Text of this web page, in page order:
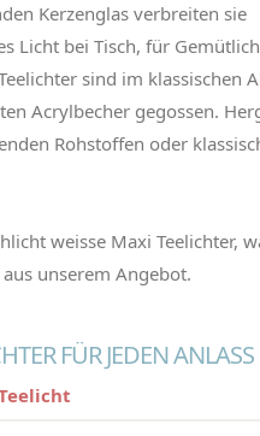
Kerzenglas verbreiten sie
Licht bei Tisch, für
sind im klassischen
Acrylbecher gegossen.
Rohstoffen oder
weisse Maxi Teelichter,
unserem Angebot.
FÜR JEDEN ANLASS